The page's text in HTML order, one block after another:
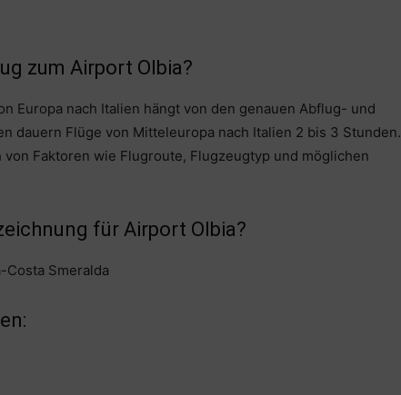
zum Airport Olbia?
Europa nach Italien hängt von den genauen Abflug- und
dauern Flüge von Mitteleuropa nach Italien 2 bis 3 Stunden.
von Faktoren wie Flugroute, Flugzeugtyp und möglichen
für Airport Olbia?
Smeralda